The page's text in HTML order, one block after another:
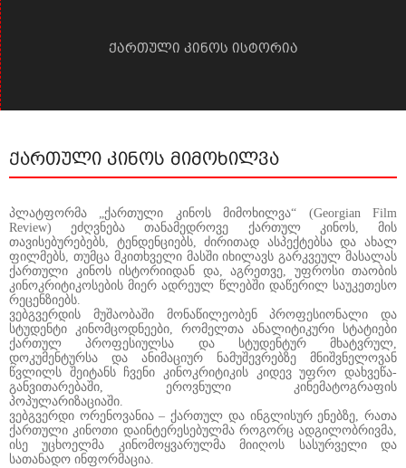
ქართული კინოს ისტორია
ქართული კინოს მიმოხილვა
პლატფორმა „ქართული კინოს მიმოხილვა“ (Georgian Film
Review) ეძღვნება თანამედროვე ქართულ კინოს, მის
თავისებურებებს, ტენდენციებს, ძირითად ასპექტებსა და ახალ
ფილმებს, თუმცა მკითხველი მასში იხილავს გარკვეულ მასალას
ქართული კინოს ისტორიიდან და, აგრეთვე, უფროსი თაობის
კინოკრიტიკოსების მიერ ადრეულ წლებში დაწერილ საუკეთესო
რეცენზიებს.
ვებგვერდის მუშაობაში მონაწილეობენ პროფესიონალი და
სტუდენტი კინომცოდნეები, რომელთა ანალიტიკური სტატიები
ქართულ პროფესიულსა და სტუდენტურ მხატვრულ,
დოკუმენტურსა და ანიმაციურ ნამუშევრებზე მნიშვნელოვან
წვლილს შეიტანს ჩვენი კინოკრიტიკის კიდევ უფრო დახვეწა-
განვითარებაში, ეროვნული კინემატოგრაფის
პოპულარიზაციაში.
ვებგვერდი ორენოვანია – ქართულ და ინგლისურ ენებზე, რათა
ქართული კინოთი დაინტერესებულმა როგორც ადგილობრივმა,
ისე უცხოელმა კინომოყვარულმა მიიღოს სასურველი და
სათანადო ინფორმაცია.